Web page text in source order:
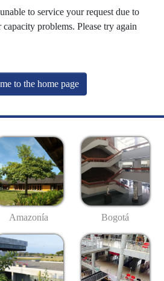
to service your request due to
problems. Please try again
to the home page
Amazonía Bogotá